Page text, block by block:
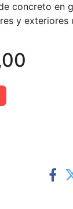
concreto en
y exteriores